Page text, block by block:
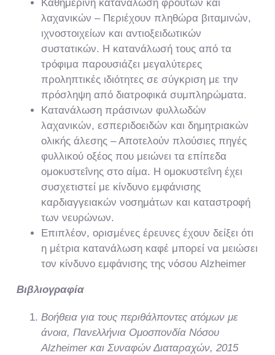
Καθημερινή κατανάλωση φρούτων και
λαχανικών – Περιέχουν πληθώρα βιταμινών,
ιχνοστοιχείων και αντιοξειδωτικών
συστατικών. Η κατανάλωσή τους από τα
τρόφιμα παρουσιάζει μεγαλύτερες
προληπτικές ιδιότητες σε σύγκριση με την
πρόσληψη από διατροφικά συμπληρώματα.
Κατανάλωση πράσινων φυλλωδών
λαχανικών, εσπεριδοειδών και δημητριακών
ολικής άλεσης – Αποτελούν πλούσιες πηγές
φυλλικού οξέος που μειώνει τα επίπεδα
ομοκυστεΐνης στο αίμα. Η ομοκυστεΐνη έχει
συσχετιστεί με κίνδυνο εμφάνισης
καρδιαγγειακών νοσημάτων και καταστροφή
των νευρώνων.
Επιπλέον, ορισμένες έρευνες έχουν δείξει ότι
η μέτρια κατανάλωση καφέ μπορεί να μειώσει
τον κίνδυνο εμφάνισης της νόσου Alzheimer
Βιβλιογραφία
Βοήθεια για τους περιθάλποντες ατόμων με
άνοια, Πανελλήνια Ομοσπονδία Νόσου
Alzheimer και Συναφών Διαταραχών, 2015